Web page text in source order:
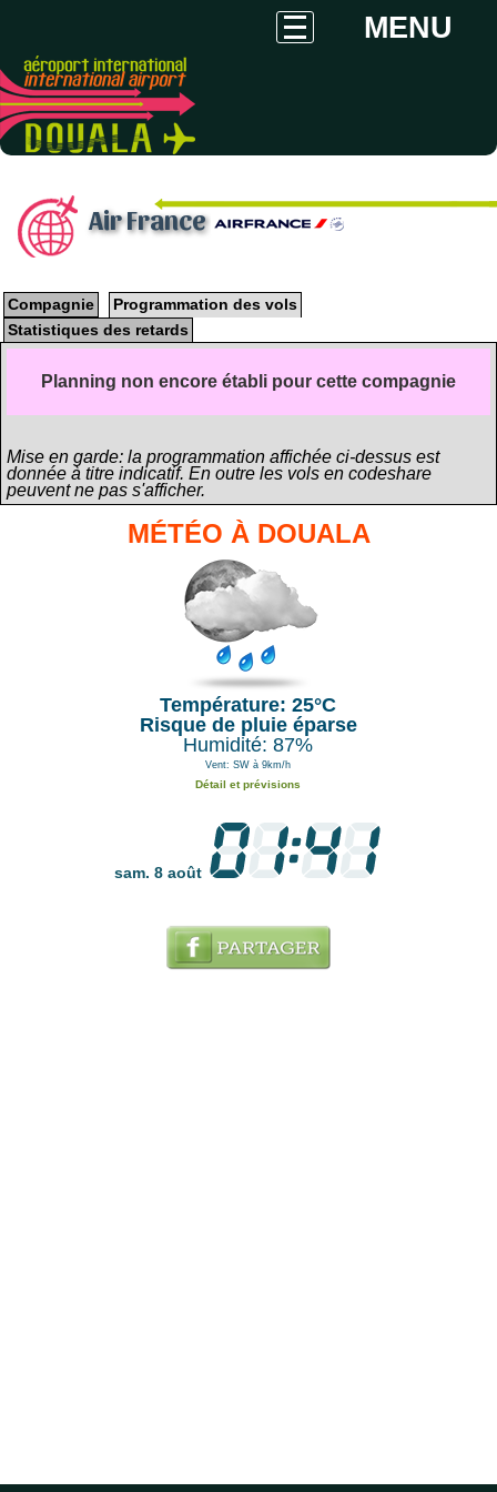
MENU
Air France
Compagnie
Programmation des vols
Statistiques des retards
Planning non encore établi pour cette compagnie
Mise en garde: la programmation affichée ci-dessus est
donnée à titre indicatif. En outre les vols en codeshare
peuvent ne pas s'afficher.
MÉTÉO À DOUALA
Température: 25°C
Risque de pluie éparse
Humidité: 87%
Vent: SW à 9km/h
Détail et prévisions
sam. 8 août